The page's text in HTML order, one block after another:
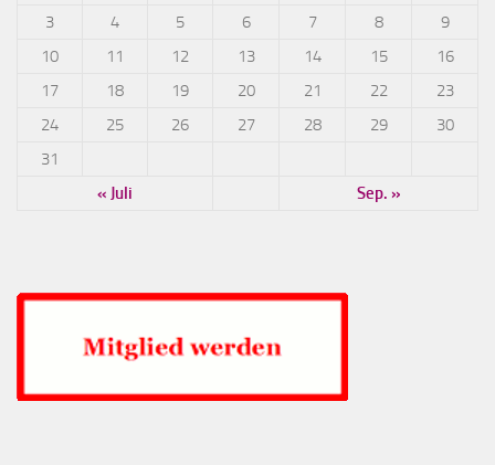
3
4 5 6 7 8
9
10
11 12 13 14 15
16
17
18 19 20 21 22
23
24
25 26 27 28 29
30
31
« Juli
Sep. »